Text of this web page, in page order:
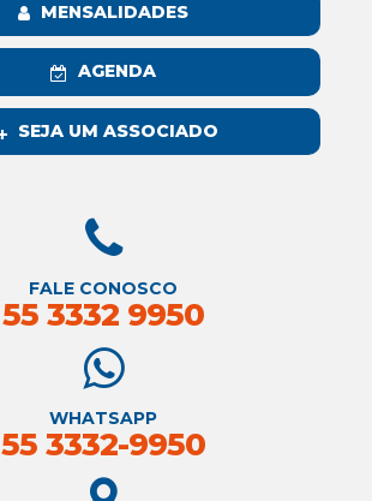
MENSALIDADES
AGENDA
SEJA UM ASSOCIADO
FALE CONOSCO
55 3332 9950
WHATSAPP
55 3332-9950